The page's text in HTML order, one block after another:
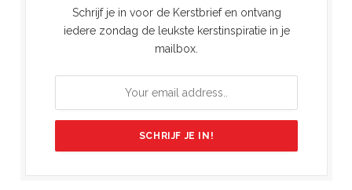
Schrijf je in voor de Kerstbrief en ontvang
iedere zondag de leukste kerstinspiratie in je
mailbox.